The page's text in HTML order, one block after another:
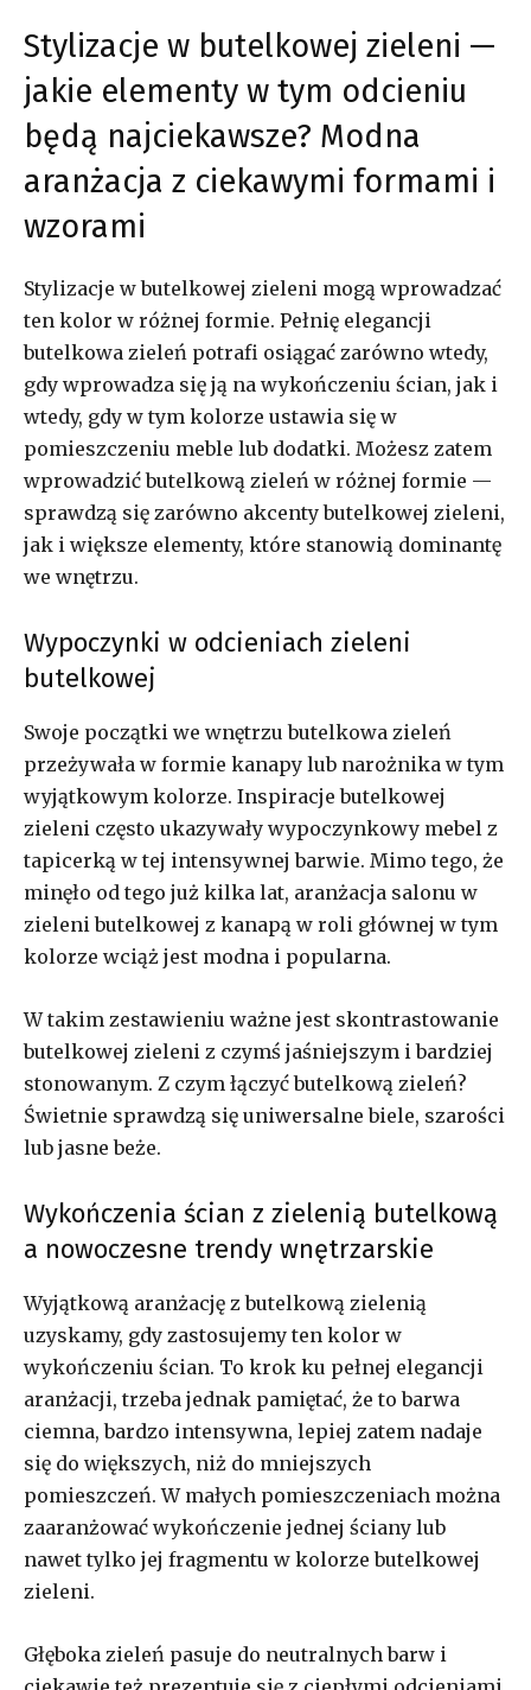
Stylizacje w butelkowej zieleni —
jakie elementy w tym odcieniu
będą najciekawsze? Modna
aranżacja z ciekawymi formami i
wzorami
Stylizacje w butelkowej zieleni mogą wprowadzać
ten kolor w różnej formie. Pełnię elegancji
butelkowa zieleń potrafi osiągać zarówno wtedy,
gdy wprowadza się ją na wykończeniu ścian, jak i
wtedy, gdy w tym kolorze ustawia się w
pomieszczeniu meble lub dodatki. Możesz zatem
wprowadzić butelkową zieleń w różnej formie —
sprawdzą się zarówno akcenty butelkowej zieleni,
jak i większe elementy, które stanowią dominantę
we wnętrzu.
Wypoczynki w odcieniach zieleni
butelkowej
Swoje początki we wnętrzu butelkowa zieleń
przeżywała w formie kanapy lub narożnika w tym
wyjątkowym kolorze. Inspiracje butelkowej
zieleni często ukazywały wypoczynkowy mebel z
tapicerką w tej intensywnej barwie. Mimo tego, że
minęło od tego już kilka lat, aranżacja salonu w
zieleni butelkowej z kanapą w roli głównej w tym
kolorze wciąż jest modna i popularna.
W takim zestawieniu ważne jest skontrastowanie
butelkowej zieleni z czymś jaśniejszym i bardziej
stonowanym. Z czym łączyć butelkową zieleń?
Świetnie sprawdzą się uniwersalne biele, szarości
lub jasne beże.
Wykończenia ścian z zielenią butelkową
a nowoczesne trendy wnętrzarskie
Wyjątkową aranżację z butelkową zielenią
uzyskamy, gdy zastosujemy ten kolor w
wykończeniu ścian. To krok ku pełnej elegancji
aranżacji, trzeba jednak pamiętać, że to barwa
ciemna, bardzo intensywna, lepiej zatem nadaje
się do większych, niż do mniejszych
pomieszczeń. W małych pomieszczeniach można
zaaranżować wykończenie jednej ściany lub
nawet tylko jej fragmentu w kolorze butelkowej
zieleni.
Głęboka zieleń pasuje do neutralnych barw i